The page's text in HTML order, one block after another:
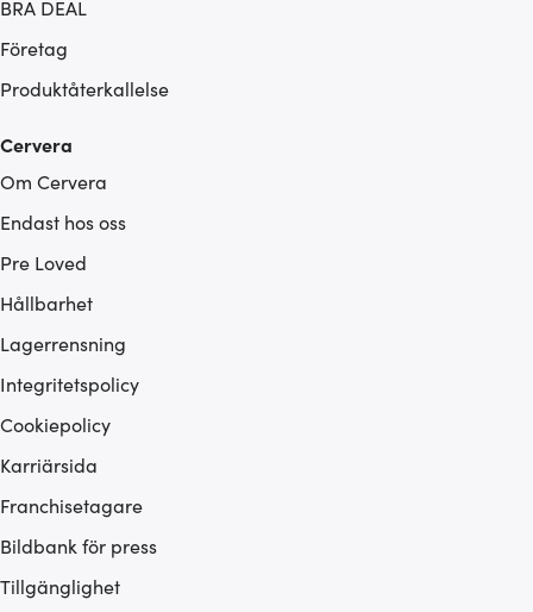
BRA DEAL
Företag
Produktåterkallelse
Cervera
Om Cervera
Endast hos oss
Pre Loved
Hållbarhet
Lagerrensning
Integritetspolicy
Cookiepolicy
Karriärsida
Franchisetagare
Bildbank för press
Tillgänglighet